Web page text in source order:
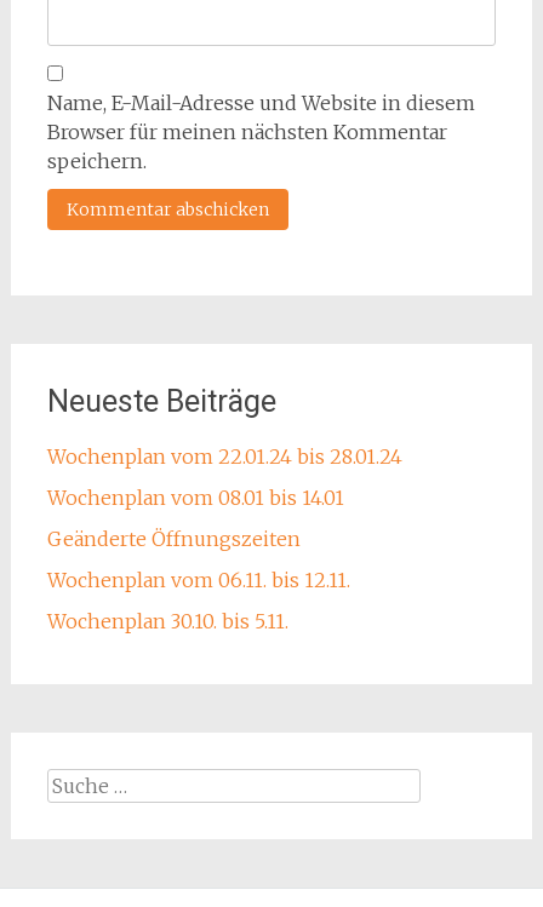
Name, E-Mail-Adresse und Website in diesem
Browser für meinen nächsten Kommentar
speichern.
Neueste Beiträge
Wochenplan vom 22.01.24 bis 28.01.24
Wochenplan vom 08.01 bis 14.01
Geänderte Öffnungszeiten
Wochenplan vom 06.11. bis 12.11.
Wochenplan 30.10. bis 5.11.
Suche